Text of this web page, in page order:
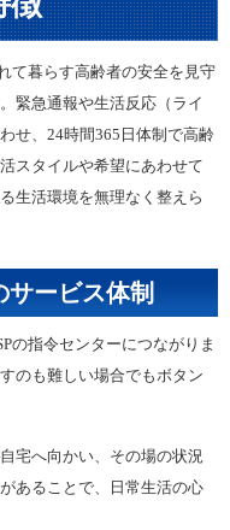
て暮らす高齢者の安全を見守
緊急通報や生活反応（ライ
せ、24時間365日体制で高齢
スタイルや希望にあわせて
生活環境を無理なく整えら
ービス体制
の指令センターにつながりま
のも難しい場合でもボタン
宅へ向かい、その場の状況
あることで、日常生活の心